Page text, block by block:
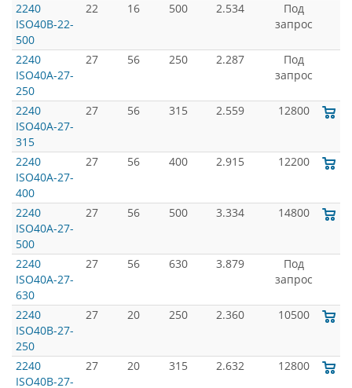
2240
ISO40B-22-
500
22 16 500 2.534
Под
запрос
2240
ISO40A-27-
250
27 56 250 2.287
Под
запрос
2240
ISO40A-27-
315
27 56 315 2.559 12800
2240
ISO40A-27-
400
27 56 400 2.915 12200
2240
ISO40A-27-
500
27 56 500 3.334 14800
2240
ISO40A-27-
630
27 56 630 3.879
Под
запрос
2240
ISO40B-27-
250
27 20 250 2.360 10500
2240
ISO40B-27-
27 20 315 2.632 12800